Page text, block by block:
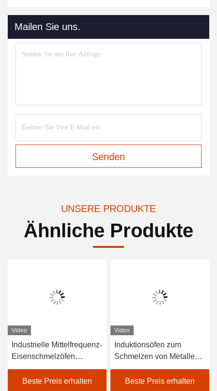
Mailen Sie uns.
Senden
UNSERE PRODUKTE
Ähnliche Produkte
Video
Industrielle Mittelfrequenz-
Eisenschmelzöfen
Elektröfen Schnelle
Schmelzzeit
Beste Preis erhalten
Video
Induktionsöfen zum
Schmelzen von Metallen
Eisen Kupfer Aluminium
Beste Preis erhalten